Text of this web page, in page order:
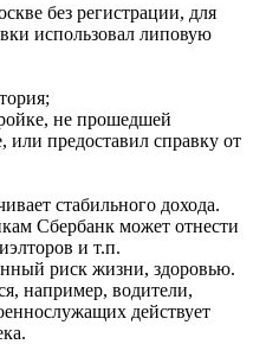
без регистрации, для
использовал липовую
не прошедшей
предоставил справку от
стабильного дохода.
Сбербанк может отнести
и т.п.
риск жизни, здоровью.
например, водители,
действует